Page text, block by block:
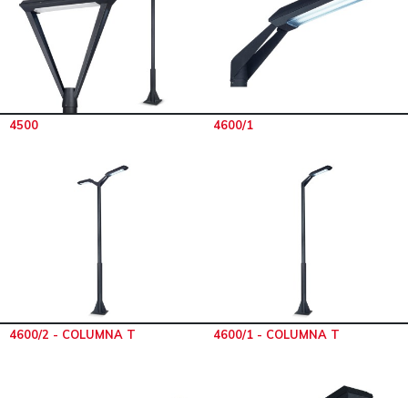
4500 4600/1
4600/2 - COLUMNA T 4600/1 - COLUMNA T